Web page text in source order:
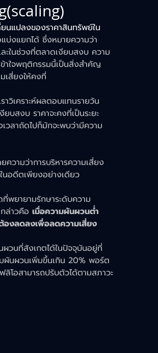
นแปลงของราคาสินทรัพย์ใน
บ่งแยกได้ ซึ่งหมายความว่า
ในช่วงที่ตลาดเงียบสงบ ความ
าใจพฤติกรรมนี้เป็นสิ่งสำคัญ
เสี่ยงให้คงที่
าวิเคราะห์ผลตอบแทนรายวัน
ยบสงบ ราคาจะคงที่เป็นระยะ
วลาถัดไปก็มักจะพบว่ามีความ
วามว่าการบริหารความเสี่ยง
นอดีตเพียงอย่างเดียว
พยายามรักษาระดับความ
ล่าวคือ เมื่อความผันผวนต่ำ
งลดลงเพื่อลดความเสี่ยง
ผวนที่สังเกตได้ในปัจจุบันอยู่ที่
ผันผวนเพิ่มขึ้นเกิน 20% พอร์ต
โอสามารถปรับตัวได้ตามสภาวะ